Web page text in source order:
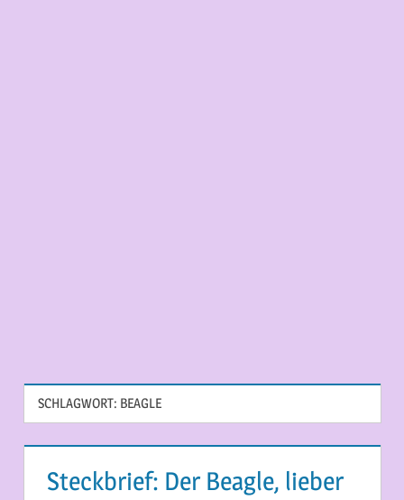
SCHLAGWORT: BEAGLE
Steckbrief: Der Beagle, lieber